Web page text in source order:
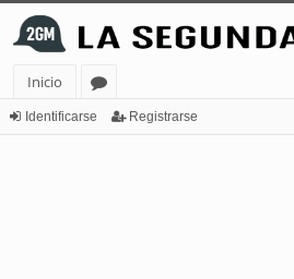
Inicio
or
Identificarse Registrarse